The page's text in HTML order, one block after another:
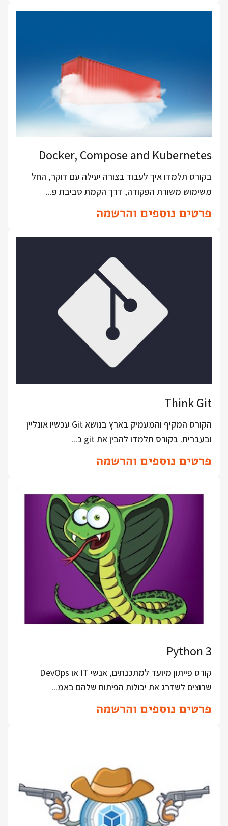
Docker, Compose and Kubernetes
בקורס תלמדו איך לעבוד בצורה יעילה עם דוקר, החל
משימוש משורת הפקודה, דרך הקמת סביבת פ...
פרטים נוספים והרשמה
Think Git
הקורס המקיף והמעמיק בארץ בנושא Git עכשיו אונליין
ובעברית. בקורס תלמדו להבין את git כ...
פרטים נוספים והרשמה
Python 3
קורס פייתון מיועד למתכנתים, אנשי IT או DevOps
שרוצים לשדרג את יכולות הפיתוח שלהם באמ...
פרטים נוספים והרשמה